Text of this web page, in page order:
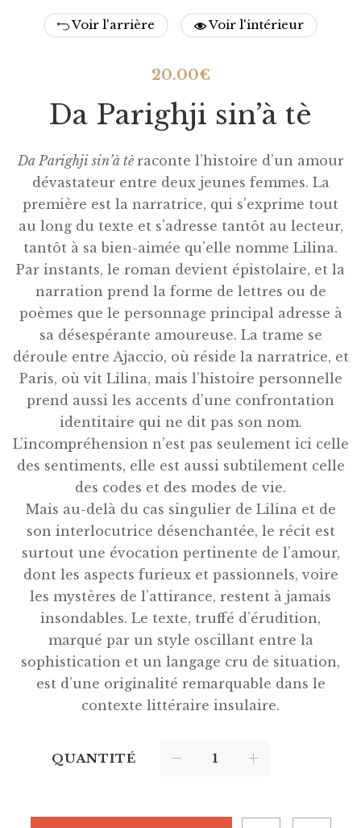
Voir l'arrière Voir l'intérieur
20.00€
Da Parighji sin’à tè
Da Parighji sin’à tè raconte l’histoire d’un amour
dévastateur entre deux jeunes femmes. La
première est la narratrice, qui s’exprime tout
au long du texte et s’adresse tantôt au lecteur,
tantôt à sa bien-aimée qu’elle nomme Lilina.
Par instants, le roman devient épistolaire, et la
narration prend la forme de lettres ou de
poèmes que le personnage principal adresse à
sa désespérante amoureuse. La trame se
déroule entre Ajaccio, où réside la narratrice, et
Paris, où vit Lilina, mais l’histoire personnelle
prend aussi les accents d’une confrontation
identitaire qui ne dit pas son nom.
L’incompréhension n’est pas seulement ici celle
des sentiments, elle est aussi subtilement celle
des codes et des modes de vie.
Mais au-delà du cas singulier de Lilina et de
son interlocutrice désenchantée, le récit est
surtout une évocation pertinente de l’amour,
dont les aspects furieux et passionnels, voire
les mystères de l’attirance, restent à jamais
insondables. Le texte, truffé d’érudition,
marqué par un style oscillant entre la
sophistication et un langage cru de situation,
est d’une originalité remarquable dans le
contexte littéraire insulaire.
QUANTITÉ